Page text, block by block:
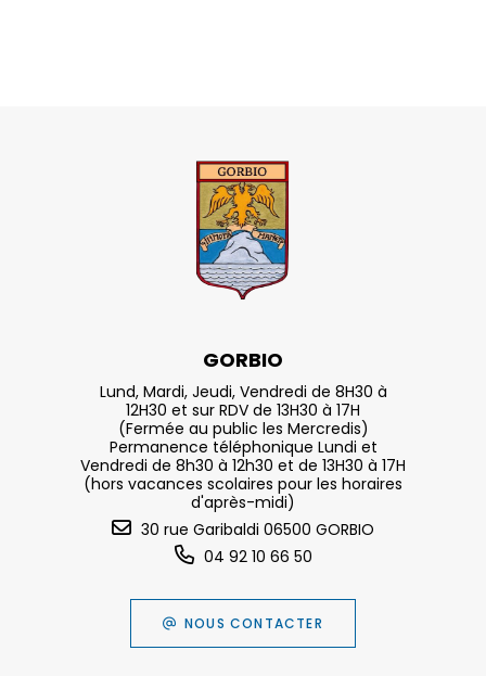
GORBIO
Lund, Mardi, Jeudi, Vendredi de 8H30 à
12H30 et sur RDV de 13H30 à 17H
(Fermée au public les Mercredis)
Permanence téléphonique Lundi et
Vendredi de 8h30 à 12h30 et de 13H30 à 17H
(hors vacances scolaires pour les horaires
d'après-midi)
30 rue Garibaldi 06500 GORBIO
04 92 10 66 50
NOUS CONTACTER